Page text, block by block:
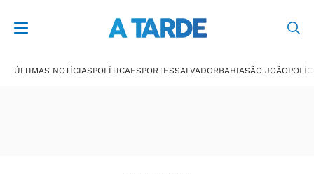
ÚLTIMAS NOTÍCIASPOLÍTICAESPORTESSALVADORBAHIASÃO JOÃO